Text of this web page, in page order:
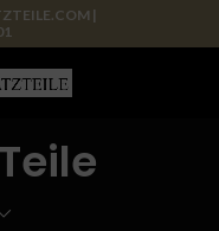
|